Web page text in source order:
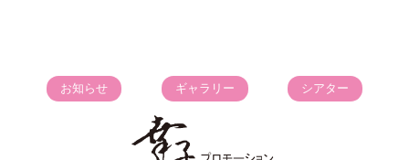
お知らせ ギャラリー シアター